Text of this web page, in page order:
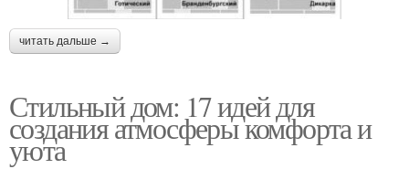
читать дальше →
Стильный дом: 17 идей для
создания атмосферы комфорта и
уюта